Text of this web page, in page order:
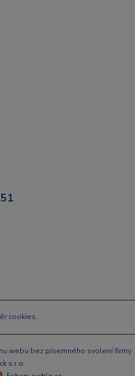
cookies.
webu bez písemného svolení firmy
s.r.o.